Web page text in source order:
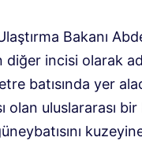
Bakanı
diğer incisi olarak
batısında yer
olan uluslararası